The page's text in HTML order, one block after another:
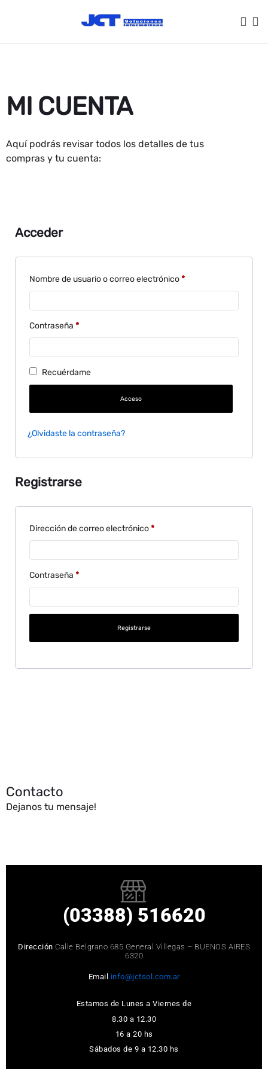
MI CUENTA
Aquí podrás revisar todos los detalles de tus
compras y tu cuenta:
Acceder
Nombre de usuario o correo electrónico*
Contraseña *
Recuérdame
Acceso
¿Olvidaste la contraseña?
Registrarse
Dirección de correo electrónico*
Contraseña *
Registrarse
Contacto
Dejanos tu mensaje!
(03388) 516620
Dirección Calle Belgrano 685 General Villegas – BUENOS AIRES
6320
Email info@jctsol.com.ar
Estamos de Lunes a Viernes de
8.30 a 12.30
16 a 20 hs
Sábados de 9 a 12.30 hs